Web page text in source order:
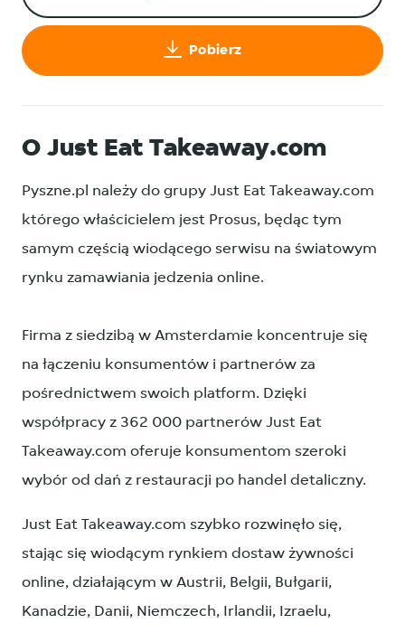
Pobierz
O Just Eat Takeaway.com
Pyszne.pl należy do grupy Just Eat Takeaway.com
którego właścicielem jest Prosus, będąc tym
samym częścią wiodącego serwisu na światowym
rynku zamawiania jedzenia online.
Firma z siedzibą w Amsterdamie koncentruje się
na łączeniu konsumentów i partnerów za
pośrednictwem swoich platform. Dzięki
współpracy z 362 000 partnerów Just Eat
Takeaway.com oferuje konsumentom szeroki
wybór od dań z restauracji po handel detaliczny.
Just Eat Takeaway.com szybko rozwinęło się,
stając się wiodącym rynkiem dostaw żywności
online, działającym w Austrii, Belgii, Bułgarii,
Kanadzie, Danii, Niemczech, Irlandii, Izraelu,